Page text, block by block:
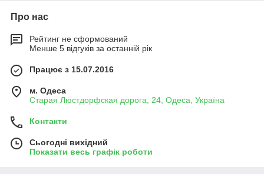
Про нас
Рейтинг не сформований
Менше 5 відгуків за останній рік
Працює з 15.07.2016
м. Одеса
Старая Люстдорфская дорога, 24, Одеса, Україна
Контакти
Сьогодні вихідний
Показати весь графік роботи